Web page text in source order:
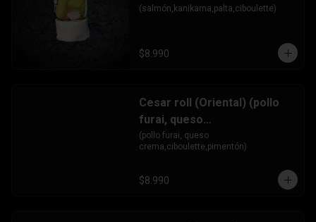
ulette)
(salmón,kanikama,palta,ciboulette)
$8.990
Cesar roll (Oriental) (pollo
furai, queso
crema,ciboulette,pimentón)
(pollo furai, queso
crema,ciboulette,pimentón)
$8.990